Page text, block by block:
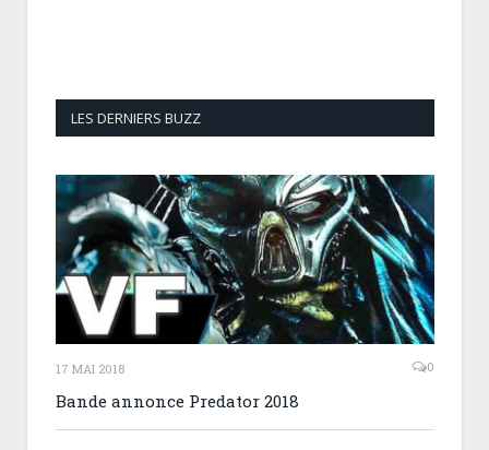
LES DERNIERS BUZZ
17 MAI 2018 0
Bande annonce Predator 2018